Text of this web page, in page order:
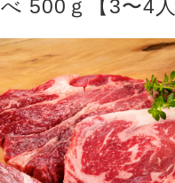
べ 500ｇ【3〜4人